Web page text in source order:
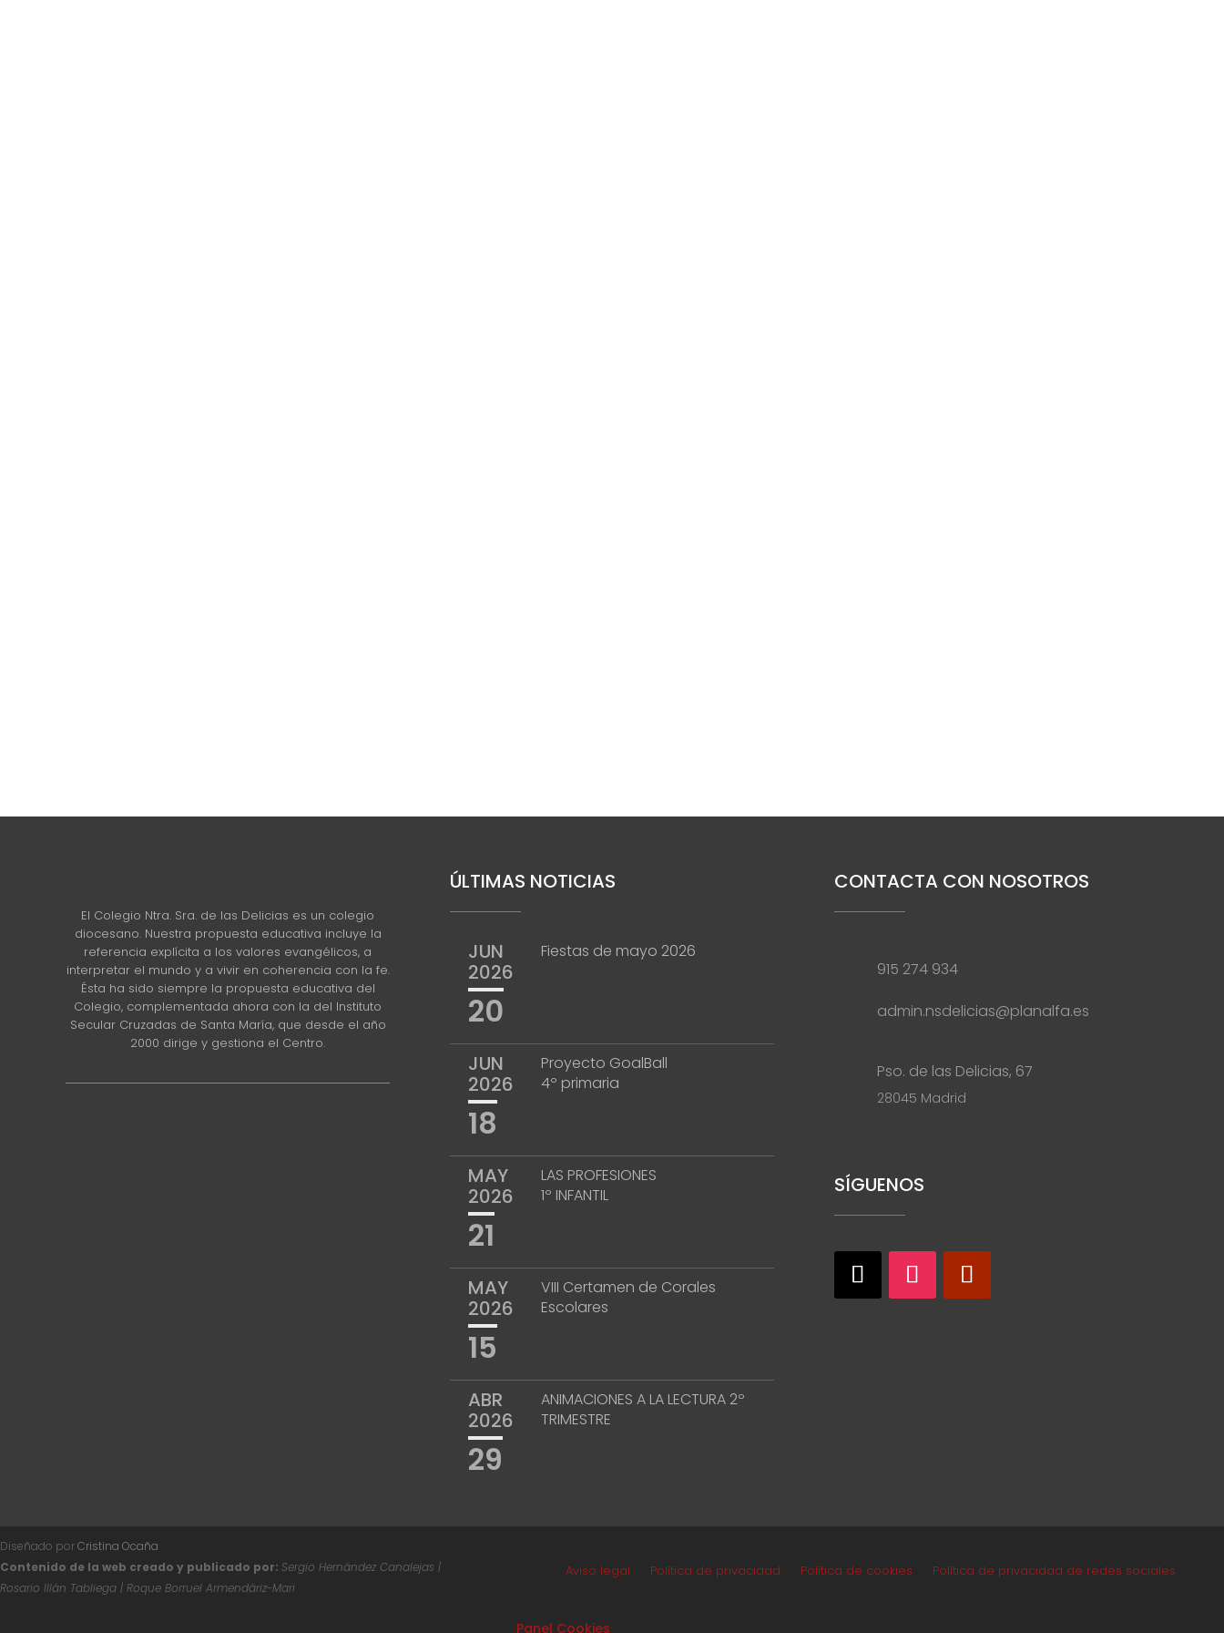
El Colegio Ntra. Sra. de las Delicias es un colegio
diocesano. Nuestra propuesta educativa incluye la
referencia explícita a los valores evangélicos, a
interpretar el mundo y a vivir en coherencia con la fe.
Ésta ha sido siempre la propuesta educativa del
Colegio, complementada ahora con la del Instituto
Secular Cruzadas de Santa María, que desde el año
2000 dirige y gestiona el Centro.
ÚLTIMAS NOTICIAS
JUN
2026
20
Fiestas de mayo 2026
JUN
2026
18
Proyecto GoalBall
4º primaria
MAY
2026
21
LAS PROFESIONES
1º INFANTIL
MAY
2026
15
VIII Certamen de Corales
Escolares
ABR
2026
29
ANIMACIONES A LA LECTURA 2º
TRIMESTRE
CONTACTA CON NOSOTROS
915 274 934
admin.nsdelicias@planalfa.es
Pso. de las Delicias, 67
28045 Madrid
SÍGUENOS
Diseñado porCristina Ocaña
Contenido de la web creado y publicado por: Sergio Hernández Canalejas |
Rosario Illán Tabliega | Roque Borruel Armendáriz-Mari
Aviso legal Política de privacidad Política de cookies Política de privacidad de redes sociales
Panel Cookies